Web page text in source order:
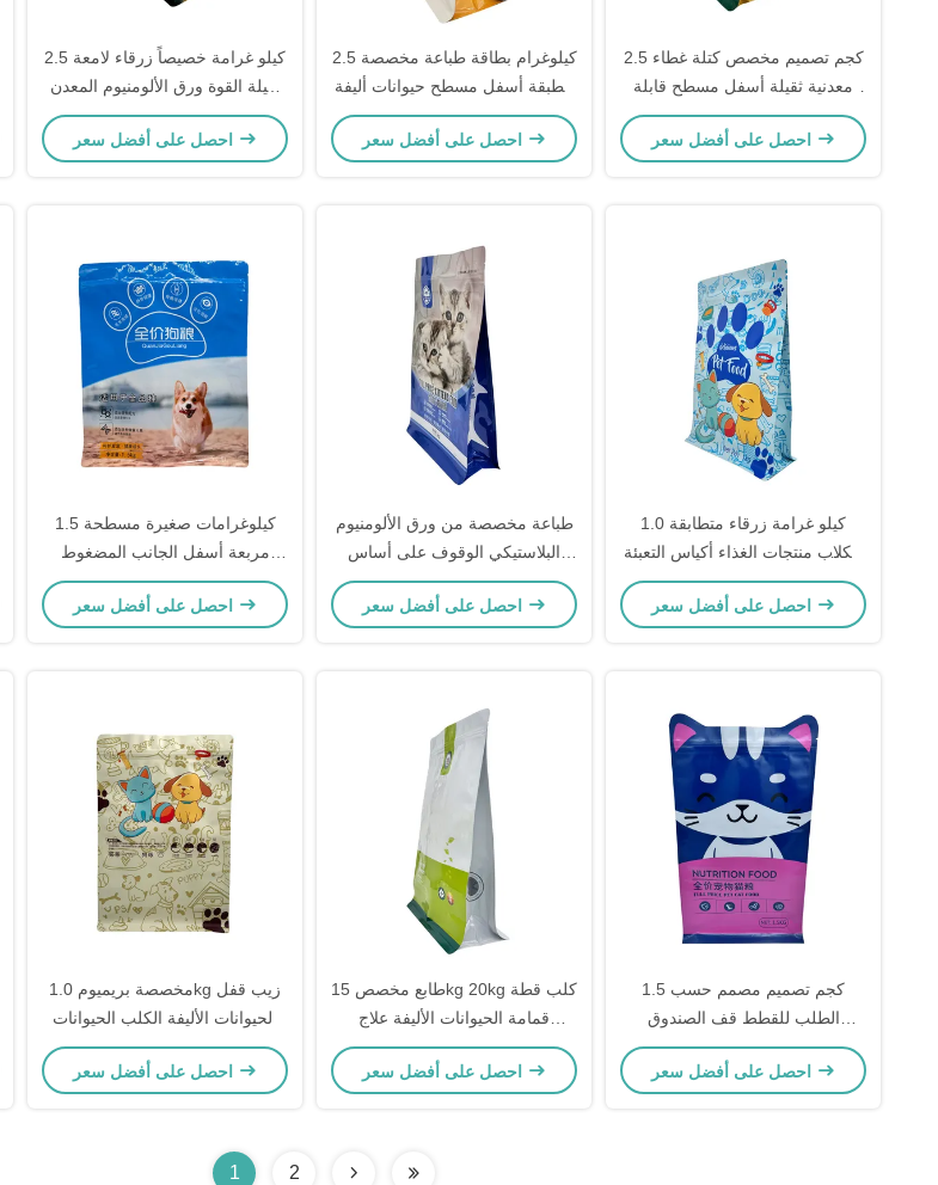
2.5 كيلو غرامة خصيصاً زرقاء لامعة
ثقيلة القوة ورق الألومنيوم المعدن
قابلة لإعادة إغلاق مربع أسفل جاف
كلب الغذاء حقيبة التعبئة
2.5 كيلوغرام بطاقة طباعة مخصصة
مطبقة أسفل مسطح حيوانات أليفة
كلب قطة علاج كيس الغذاء قابل
لإعادة إغلاق كلب أليفة كيس يقف
2.5 كجم تصميم مخصص كتلة غطاء
معدنية ثقيلة أسفل مسطح قابلة
لإعادة إغلاق أكياس التعبئة الغذائية
الجافة للحيوانات الأليفة
1.5 كيلوغرامات صغيرة مسطحة
مربعة أسفل الجانب المضغوط
الكلب الكلب الحيوانات الأليفة
الكبيرة أكياس التغليف الغذائي
طباعة مخصصة من ورق الألومنيوم
البلاستيكي الوقوف على أساس
مسطح طعام الحيوانات الأليفة
القطط أكياس التعبئة والتغليف
1.0 كيلو غرامة زرقاء متطابقة
للكلاب منتجات الغذاء أكياس التعبئة
الوقوف أدناه مسطحة الجانب
أكياس غوسيت مع زيبلوك
مخصصة بريميوم 1.0kg زيب قفل
الحيوانات الأليفة الكلب الحيوانات
الأليفة القطط الغذاء رباعي الختم
طابع مخصص 15kg 20kg كلب قطة
قمامة الحيوانات الأليفة علاج
الحيوانات الأليفة وجبة خفيفة كيس
التعبئة الغذائية مع السحاب والنوافذ
1.5 كجم تصميم مصمم حسب
الطلب للقطط قف الصندوق
المسطح السفلي حقائب التعبئة
الغذائية للحيوانات الأليفة القطط
1 2